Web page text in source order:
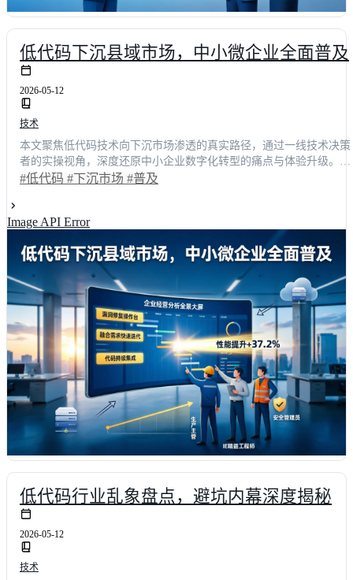
低代码下沉县域市场，中小微企业全面普及
2026-05-12
技术
本文聚焦低代码技术向下沉市场渗透的真实路径，通过一线技术决策
者的实操视角，深度还原中小企业数字化转型的痛点与体验升级。文
章结合具体业务场景，量化展示低代码开发如何将系统交付周期缩短
业务系统的快速构建与持续迭代。
#低代码 #下沉市场 #普及
Image API Error
低代码行业乱象盘点，避坑内幕深度揭秘
2026-05-12
技术